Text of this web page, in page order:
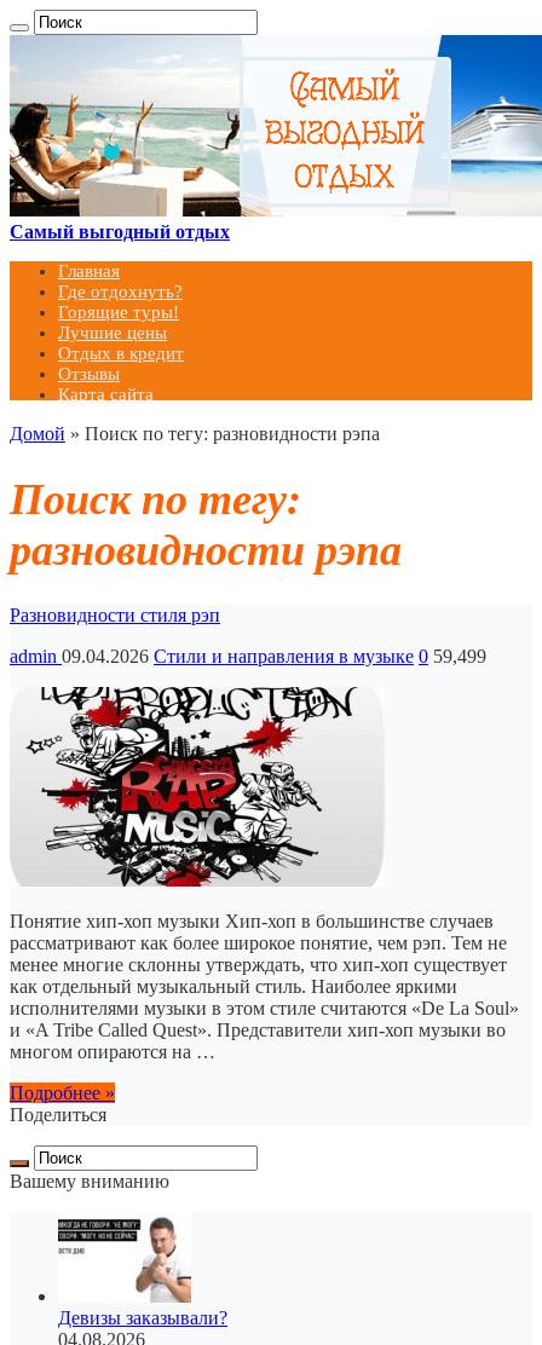
Самый выгодный отдых
Главная
Где отдохнуть?
Горящие туры!
Лучшие цены
Отдых в кредит
Отзывы
Карта сайта
Домой » Поиск по тегу: разновидности рэпа
Поиск по тегу:
разновидности рэпа
Разновидности стиля рэп
admin 09.04.2026 Стили и направления в музыке 0 59,499
Понятие хип-хоп музыки Хип-хоп в большинстве случаев
рассматривают как более широкое понятие, чем рэп. Тем не
менее многие склонны утверждать, что хип-хоп существует
как отдельный музыкальный стиль. Наиболее яркими
исполнителями музыки в этом стиле считаются «De La Soul»
и «A Tribe Called Quest». Представители хип-хоп музыки во
многом опираются на …
Подробнее »
Поделиться
Вашему вниманию
Девизы заказывали?
04.08.2026